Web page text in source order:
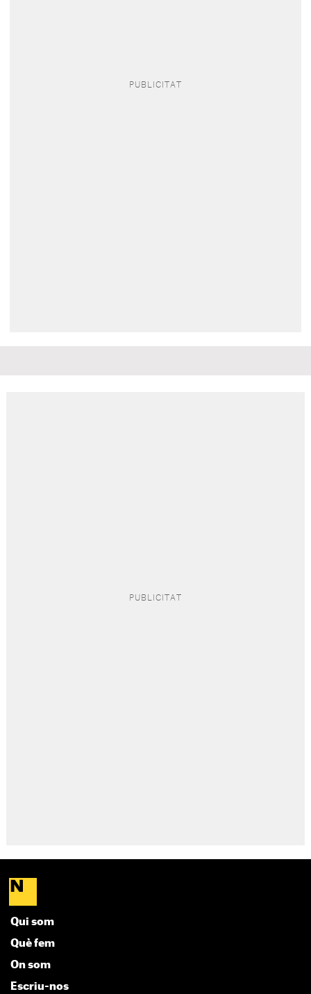
Qui som
Què fem
On som
Escriu-nos